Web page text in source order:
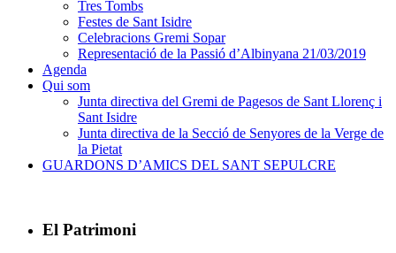
Tres Tombs
Festes de Sant Isidre
Celebracions Gremi Sopar
Representació de la Passió d’Albinyana 21/03/2019
Agenda
Qui som
Junta directiva del Gremi de Pagesos de Sant Llorenç i
Sant Isidre
Junta directiva de la Secció de Senyores de la Verge de
la Pietat
GUARDONS D’AMICS DEL SANT SEPULCRE
El Patrimoni